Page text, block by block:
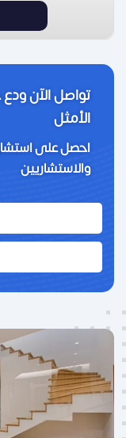
تواصل الآن
الأمثل
احصل على
والاستشاريين